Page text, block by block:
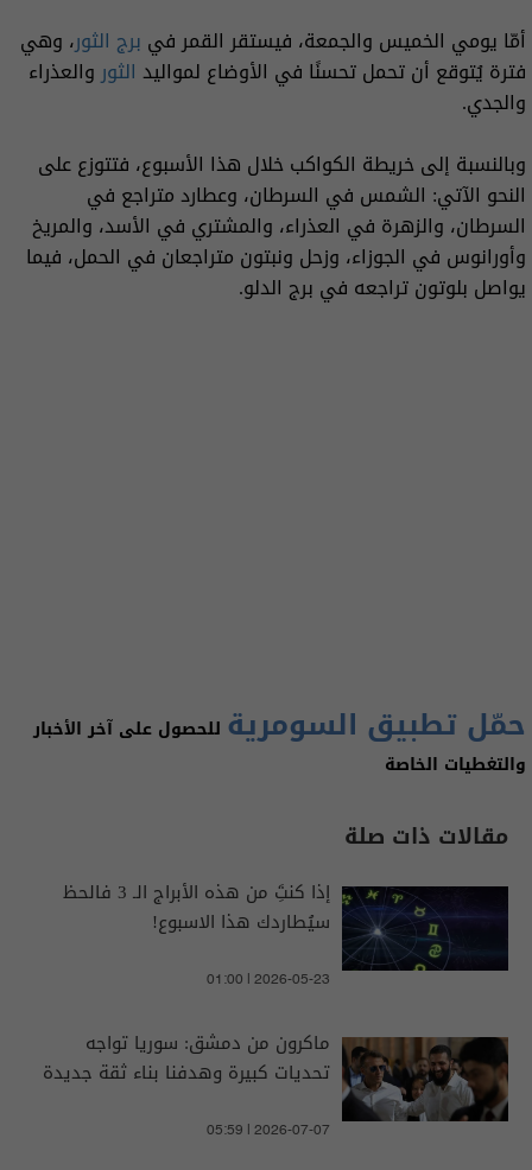
أمّا يومي الخميس والجمعة، فيستقر القمر في برج الثور، وهي
فترة يُتوقع أن تحمل تحسنًا في الأوضاع لمواليد الثوروالعذراء
والجدي.
وبالنسبة إلى خريطة الكواكب خلال هذا الأسبوع، فتتوزع على
النحو الآتي: الشمس في السرطان، وعطارد متراجع في
السرطان، والزهرة في العذراء، والمشتري في الأسد، والمريخ
وأورانوس في الجوزاء، وزحل ونبتون متراجعان في الحمل، فيما
يواصل بلوتون تراجعه في برج الدلو.
حمّل تطبيق السومرية للحصول على آخر الأخبار
والتغطيات الخاصة
مقالات ذات صلة
إذا كنتَِ من هذه الأبراج الـ 3 فالحظ
سيُطاردك هذا الاسبوع!
01:00 | 2026-05-23
‏ماكرون من دمشق: سوريا تواجه
تحديات كبيرة وهدفنا بناء ثقة جديدة
05:59 | 2026-07-07